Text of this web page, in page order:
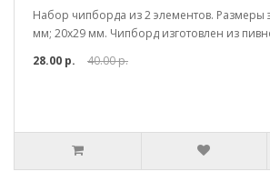
Набор чипборда из 2 элементов. Размеры
мм; 20х29 мм. Чипборд изготовлен из
28.00 р.
40.00 р.